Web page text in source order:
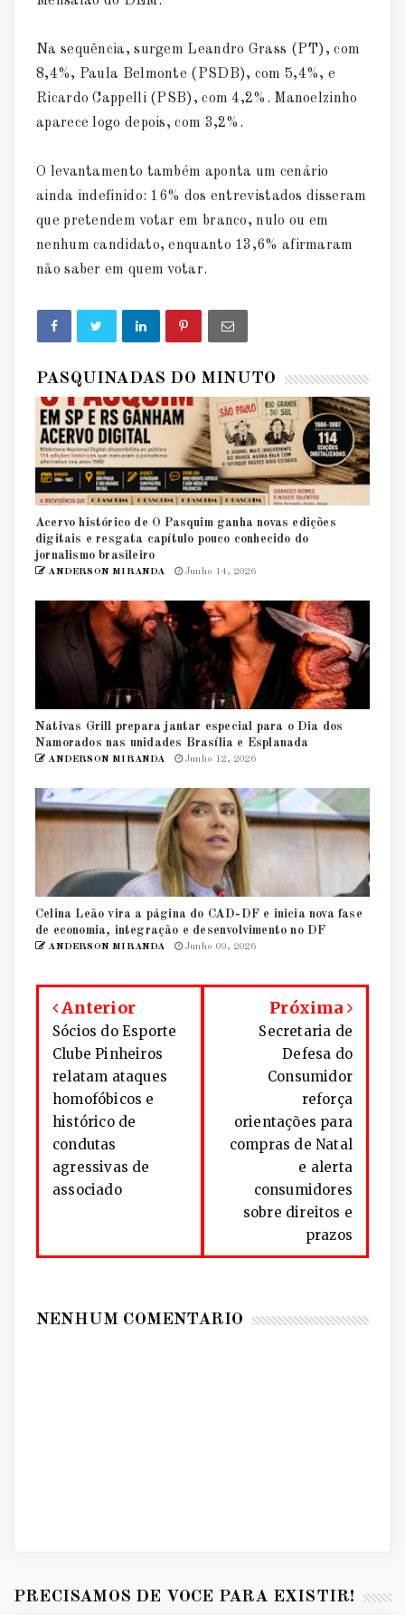
Na sequência, surgem Leandro Grass (PT), com
8,4%, Paula Belmonte (PSDB), com 5,4%, e
Ricardo Cappelli (PSB), com 4,2%. Manoelzinho
aparece logo depois, com 3,2%.
O levantamento também aponta um cenário
ainda indefinido: 16% dos entrevistados disseram
que pretendem votar em branco, nulo ou em
nenhum candidato, enquanto 13,6% afirmaram
não saber em quem votar.
PASQUINADAS DO MINUTO
Acervo histórico de O Pasquim ganha novas edições
digitais e resgata capítulo pouco conhecido do
jornalismo brasileiro
ANDERSON MIRANDA Junho 14, 2026
Nativas Grill prepara jantar especial para o Dia dos
Namorados nas unidades Brasília e Esplanada
ANDERSON MIRANDA Junho 12, 2026
Celina Leão vira a página do CAD-DF e inicia nova fase
de economia, integração e desenvolvimento no DF
ANDERSON MIRANDA Junho 09, 2026
Anterior
Sócios do Esporte
Clube Pinheiros
relatam ataques
homofóbicos e
histórico de
condutas
agressivas de
associado
Próxima
Secretaria de
Defesa do
Consumidor
reforça
orientações para
compras de Natal
e alerta
consumidores
sobre direitos e
prazos
NENHUM COMENTÁRIO
PRECISAMOS DE VOCÊ PARA EXISTIR!